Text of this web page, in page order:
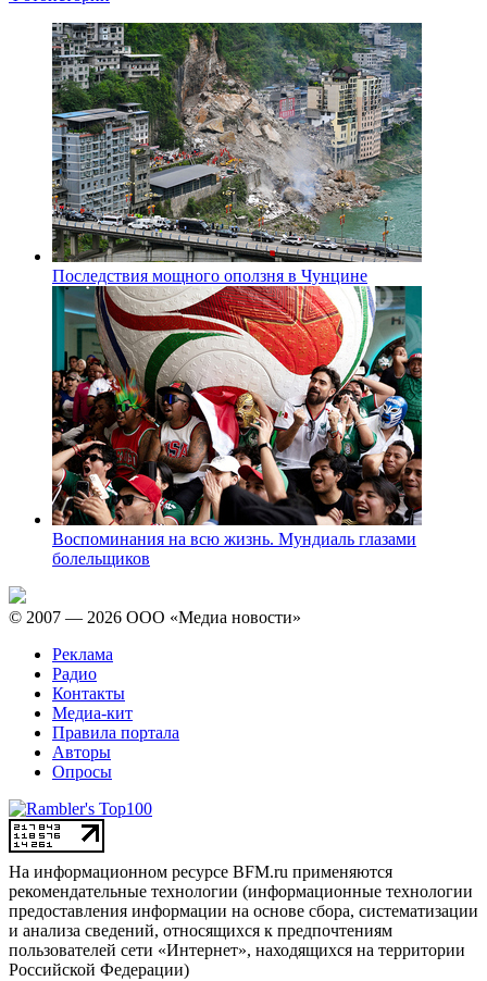
Последствия мощного оползня в Чунцине
Воспоминания на всю жизнь. Мундиаль глазами
болельщиков
© 2007 — 2026 ООО «Медиа новости»
Реклама
Радио
Контакты
Медиа-кит
Правила портала
Авторы
Опросы
На информационном ресурсе BFM.ru применяются
рекомендательные технологии (информационные технологии
предоставления информации на основе сбора, систематизации
и анализа сведений, относящихся к предпочтениям
пользователей сети «Интернет», находящихся на территории
Российской Федерации)